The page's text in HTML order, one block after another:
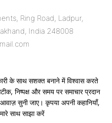
Ring Road, Ladpur,
India 248008
के साथ सशक्त बनाने में विश्वास करते
निष्पक्ष और समय पर समाचार प्रदान
सुनी जाए। कृपया अपनी कहानियाँ,
साथ साझा करें